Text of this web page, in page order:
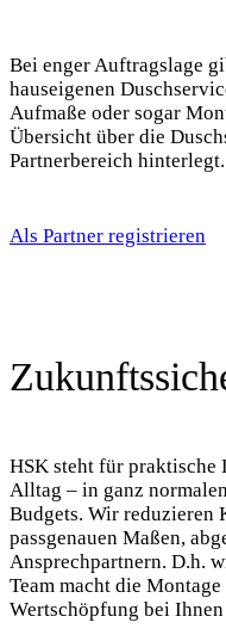
Bei enger Auftragslage
hauseigenen
Aufmaße oder sogar
Übersicht über die
Partnerbereich hinterlegt.
Als Partner registrieren
HSK steht für praktische
Alltag – in ganz
Budgets. Wir reduzieren
passgenauen Maßen,
Ansprechpartnern. D.h.
Team macht die
Wertschöpfung bei